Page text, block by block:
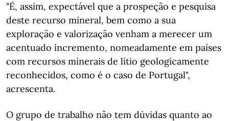
"É, assim, expectável que a prospeção e pesquisa
deste recurso mineral, bem como a sua
exploração e valorização venham a merecer um
acentuado incremento, nomeadamente em países
com recursos minerais de lítio geologicamente
reconhecidos, como é o caso de Portugal",
acrescenta.
O grupo de trabalho não tem dúvidas quanto ao